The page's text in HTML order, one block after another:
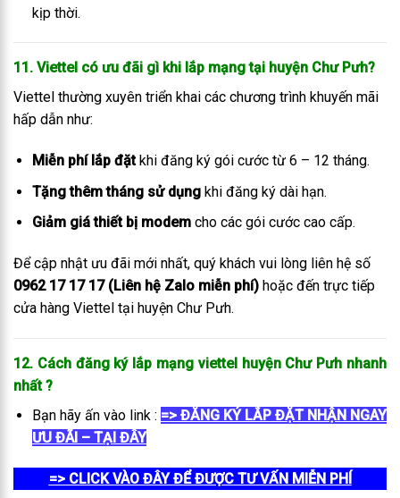
kịp thời.
11. Viettel có ưu đãi gì khi lắp mạng tại huyện Chư Pưh?
Viettel thường xuyên triển khai các chương trình khuyến mãi
hấp dẫn như:
Miễn phí lắp đặtkhi đăng ký gói cước từ 6 – 12 tháng.
Tặng thêm tháng sử dụngkhi đăng ký dài hạn.
Giảm giá thiết bị modemcho các gói cước cao cấp.
Để cập nhật ưu đãi mới nhất, quý khách vui lòng liên hệ số
0962 17 17 17 (Liên hệ Zalo miễn phí) hoặc đến trực tiếp
cửa hàng Viettel tại huyện Chư Pưh.
12. Cách đăng ký lắp mạng viettel huyện Chư Pưh nhanh
nhất?
Bạn hãy ấn vào link : => ĐĂNG KÝ LẮP ĐẶT NHẬN NGAY
ƯU ĐÃI – TẠI ĐÂY
=> CLICK VÀO ĐÂY ĐỂ ĐƯỢC TƯ VẤN MIỄN PHÍ